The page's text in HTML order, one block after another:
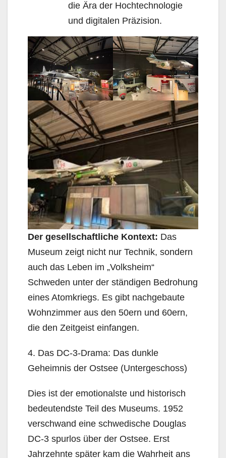
die Ära der Hochtechnologie
und digitalen Präzision.
Der gesellschaftliche Kontext: Das
Museum zeigt nicht nur Technik, sondern
auch das Leben im „Volksheim“
Schweden unter der ständigen Bedrohung
eines Atomkriegs. Es gibt nachgebaute
Wohnzimmer aus den 50ern und 60ern,
die den Zeitgeist einfangen.
4. Das DC-3-Drama: Das dunkle
Geheimnis der Ostsee (Untergeschoss)
Dies ist der emotionalste und historisch
bedeutendste Teil des Museums. 1952
verschwand eine schwedische Douglas
DC-3 spurlos über der Ostsee. Erst
Jahrzehnte später kam die Wahrheit ans